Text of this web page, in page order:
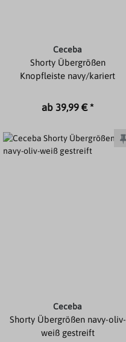
Ceceba
Shorty Übergrößen
Knopfleiste navy/kariert
ab 39,99 € *
Ceceba
Shorty Übergrößen navy-oliv-
weiß gestreift